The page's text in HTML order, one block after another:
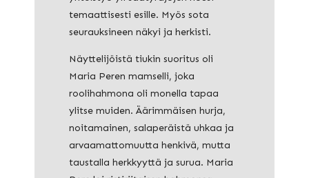
temaattisesti esille. Myös sota
seurauksineen näkyi ja herkisti.
Näyttelijöistä tiukin suoritus oli
Maria Peren mamselli, joka
roolihahmona oli monella tapaa
ylitse muiden. Äärimmäisen hurja,
noitamainen, salaperäistä uhkaa ja
arvaamattomuutta henkivä, mutta
taustalla herkkyyttä ja surua. Maria